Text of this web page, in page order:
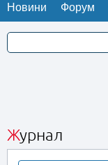
Новини Форум
Журнал